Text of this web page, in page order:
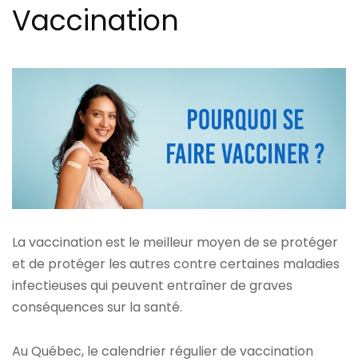
Vaccination
La vaccination est le meilleur moyen de se protéger
et de protéger les autres contre certaines maladies
infectieuses qui peuvent entraîner de graves
conséquences sur la santé.
Au Québec, le calendrier régulier de vaccination